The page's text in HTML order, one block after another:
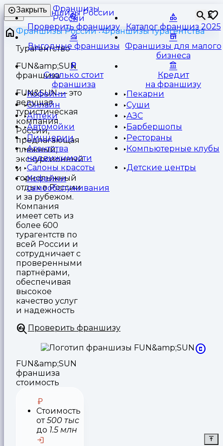
Франшизы
России
⏳
Закрыть
Проверить франшизу Каталог франшиз 2025
Выгодные франшизы
Франшизы для малого
бизнеса
Сколько стоит
франшиза
Кредит
на франшизу
Кофейни
Пекарни
Онлайн
Суши
Аптеки
АЗС
Автомойки
Барбершопы
Пиццерии
Рестораны
Агентства
недвижимости
Компьютерные клубы
Салоны красоты
Детские центры
Кофейни
самообслуживания
Франшизы России
Франшизы турагентства
Турагентство
FUN&amp;SUN
франшиза
FUN&SUN — это
ведущая
туристическая
компания
России,
предлагающая
пляжный,
экскурсионный
и
горнолыжный
отдых в России
и за рубежом.
Компания
имеет сеть из
более 600
турагентств по
всей России и
сотрудничает с
проверенными
партнёрами,
обеспечивая
высокое
качество услуг
и надежность
Проверить франшизу
FUN&amp;SUN
франшиза
стоимость
Стоимость
от500 тыс
до 1.5 млн